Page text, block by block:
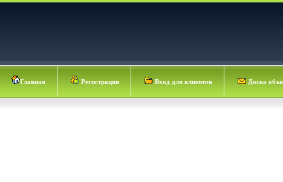
Главная Регистрация Вход для клиентов Доска